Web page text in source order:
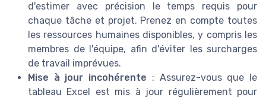
d'estimer avec précision le temps requis pour
chaque tâche et projet. Prenez en compte toutes
les ressources humaines disponibles, y compris les
membres de l'équipe, afin d'éviter les surcharges
de travail imprévues.
Mise à jour incohérente : Assurez-vous que le
tableau Excel est mis à jour régulièrement pour